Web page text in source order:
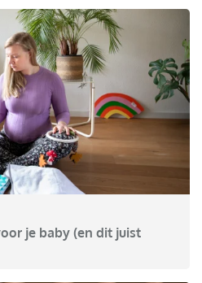
je baby (en dit juist